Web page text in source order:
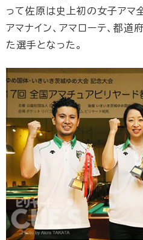
って佐原は史上初の女子アマ
アマナイン、アマローテ、都道
た選手となった。